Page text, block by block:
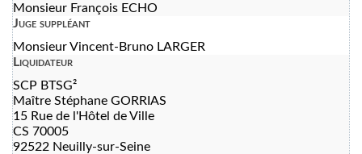
Monsieur François ECHO
Juge suppléant
Monsieur Vincent-Bruno LARGER
Liquidateur
SCP BTSG²
Maître Stéphane GORRIAS
15 Rue de l'Hôtel de Ville
CS 70005
92522 Neuilly-sur-Seine